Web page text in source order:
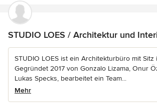
STUDIO LOES / Architektur und
STUDIO LOES ist ein Architekturbüro mit Sitz
Gegründet 2017 von Gonzalo Lizama, Onur
Lukas Specks, bearbeitet ein Team...
Mehr